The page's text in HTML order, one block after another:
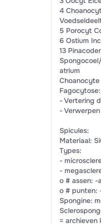
4
5 Porocyt
6 Ostium
13
atrium
Fagocytose:
- Vertering
-
Spicules:
Materiaal:
Types:
-
-
o # assen: -
o # punten:
Spongine:
= archieven